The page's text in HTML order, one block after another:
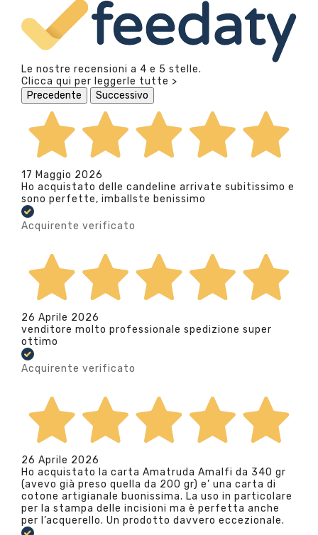
Le nostre recensioni a 4 e 5 stelle.
Clicca qui per leggerle tutte >
Precedente
Successivo
17 Maggio 2026
Ho acquistato delle candeline arrivate subitissimo e
sono perfette, imballste benissimo
Acquirente verificato
26 Aprile 2026
venditore molto professionale spedizione super
ottimo
Acquirente verificato
26 Aprile 2026
Ho acquistato la carta Amatruda Amalfi da 340 gr
(avevo già preso quella da 200 gr) e’ una carta di
cotone artigianale buonissima. La uso in particolare
per la stampa delle incisioni ma è perfetta anche
per l’acquerello. Un prodotto davvero eccezionale.